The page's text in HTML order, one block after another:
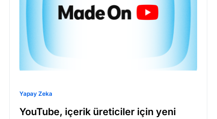
Yapay Zeka
YouTube, içerik üreticiler için yeni